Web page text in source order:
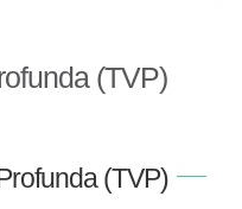
(TVP)
(TVP)